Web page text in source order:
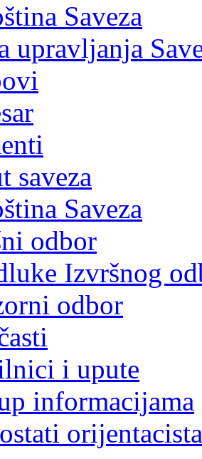
Saveza
upravljanja
saveza
Saveza
odbor
Izvršnog
odbor
i upute
informacijama